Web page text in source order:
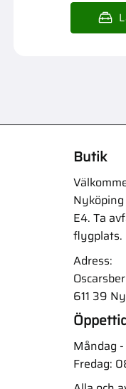
Butik
E4. Ta
flygplats.
Adress:
611 39
Måndag
Fredag: